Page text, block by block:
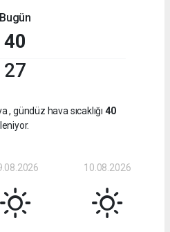
Bugün
40
27
, gündüz hava sıcaklığı 40
10.08.2026